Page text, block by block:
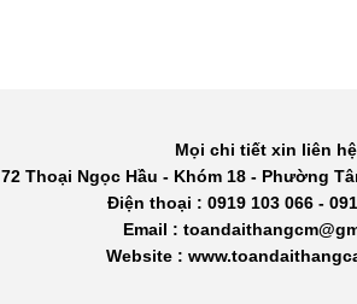
Mọi chi tiết xin liên
72 Thoại Ngọc Hầu - Khóm 18 - Phường
Điện thoại : 0919 103 066 -
Email :
Website :